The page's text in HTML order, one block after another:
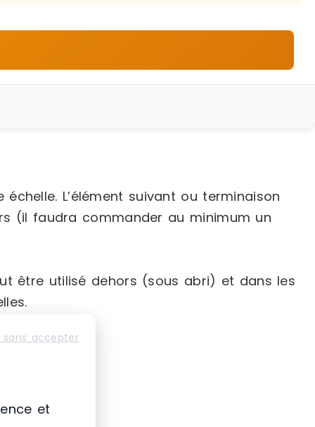
L’élément suivant ou terminaison
(il faudra commander au minimum un
être utilisé dehors (sous abri) et dans les
sans accepter
et